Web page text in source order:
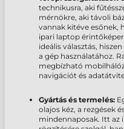
technikusra, aki
mérnökre, aki távoli
vannak kitéve esőnek,
ipari laptop
ideális választás,
a gép használatához.
megbízható
navigációt és
Gyártás és termelés:
olajos kéz, a rezgések
mindennaposak. Itt az